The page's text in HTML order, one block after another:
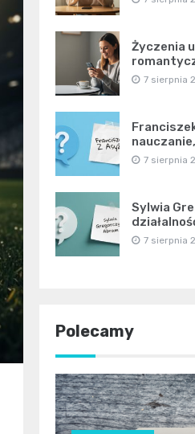
Życzenia
7 sierpnia
7 sierpnia
Sylwia
7 sierpnia
Polecamy